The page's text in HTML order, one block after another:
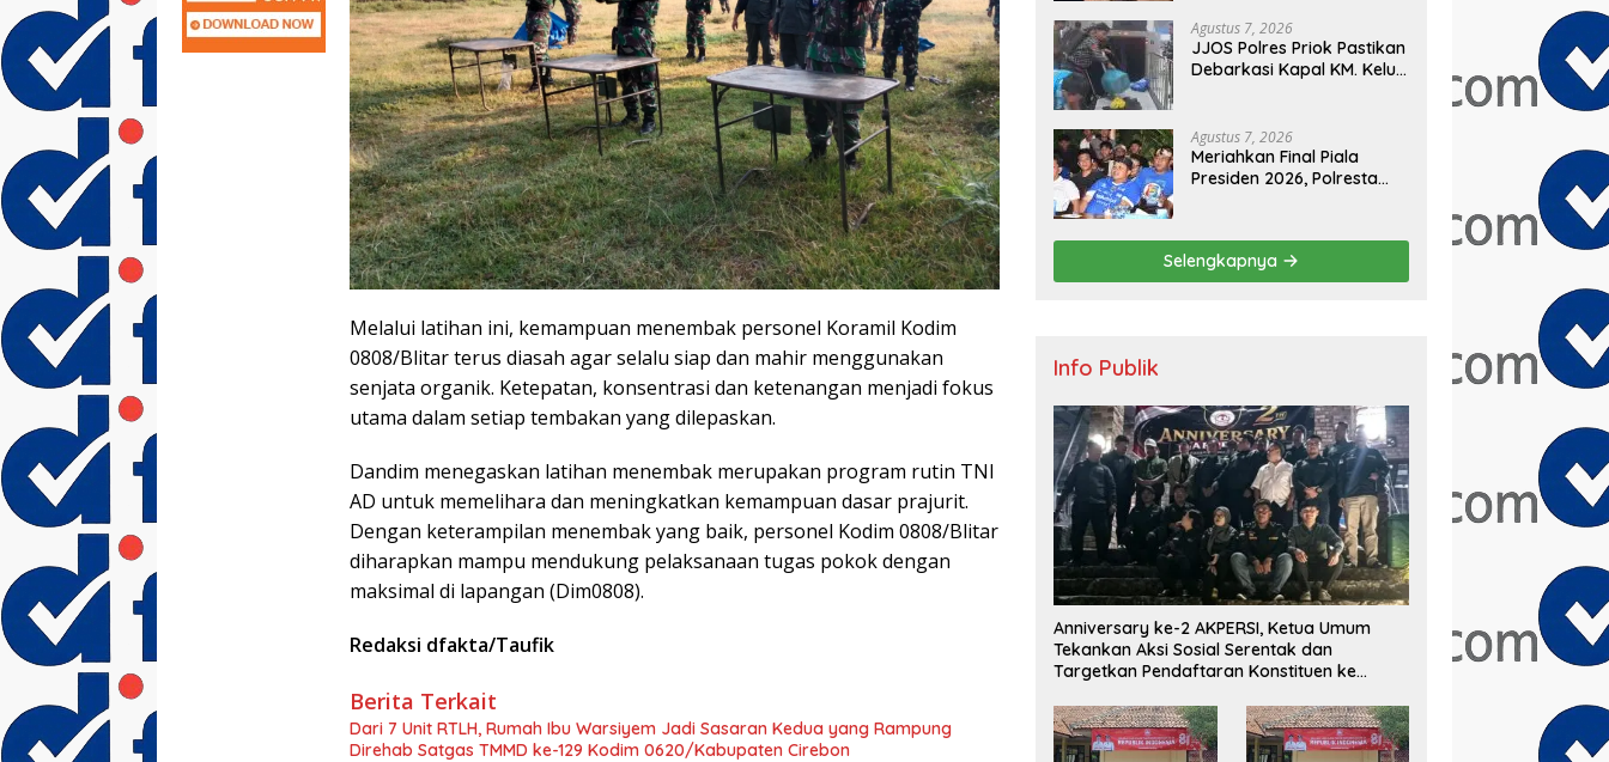
Melalui latihan ini, kemampuan menembak personel Koramil Kodim
0808/Blitar terus diasah agar selalu siap dan mahir menggunakan
senjata organik. Ketepatan, konsentrasi dan ketenangan menjadi fokus
utama dalam setiap tembakan yang dilepaskan.
Dandim menegaskan latihan menembak merupakan program rutin TNI
AD untuk memelihara dan meningkatkan kemampuan dasar prajurit.
Dengan keterampilan menembak yang baik, personel Kodim 0808/Blitar
diharapkan mampu mendukung pelaksanaan tugas pokok dengan
maksimal di lapangan (Dim0808).
Redaksi dfakta/Taufik
Berita Terkait
Dari 7 Unit RTLH, Rumah Ibu Warsiyem Jadi Sasaran Kedua yang Rampung
Direhab Satgas TMMD ke-129 Kodim 0620/Kabupaten Cirebon
PNPP
Agustus 7, 2026
JJOS Polres Priok Pastikan
Debarkasi Kapal KM. Kelud
Agustus 7, 2026
Meriahkan Final Piala
Presiden 2026, Polresta
Bagi-Bagi Motor Listrik
Selengkapnya
Info Publik
Anniversary ke-2 AKPERSI, Ketua Umum
Tekankan Aksi Sosial Serentak dan
Targetkan Pendaftaran Konstituen ke